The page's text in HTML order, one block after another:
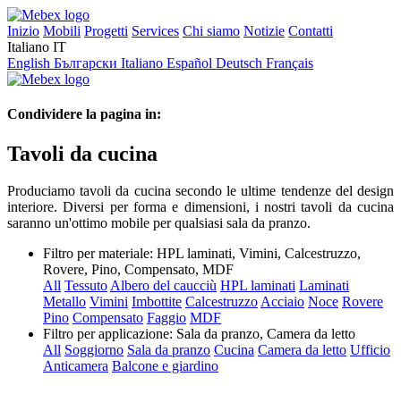
Inizio Mobili Progetti Services Chi siamo Notizie Contatti
Italiano IT
English Български Italiano Español Deutsch Français
Condividere la pagina in:
Tavoli da cucina
Produciamo tavoli da cucina secondo le ultime tendenze del design
interiore. Diversi per forma e dimensioni, i nostri tavoli da cucina
saranno un'ottimo mobile per qualsiasi sala da pranzo.
Filtro per materiale: HPL laminati, Vimini, Calcestruzzo,
Rovere, Pino, Compensato, MDF
All TessutoAlbero del caucciù HPL laminati Laminati
Metallo Vimini Imbottite CalcestruzzoAcciaio Noce Rovere
Pino Compensato Faggio MDF
Filtro per applicazione: Sala da pranzo, Camera da letto
All Soggiorno Sala da pranzo Cucina Camera da letto Ufficio
Anticamera Balcone e giardino